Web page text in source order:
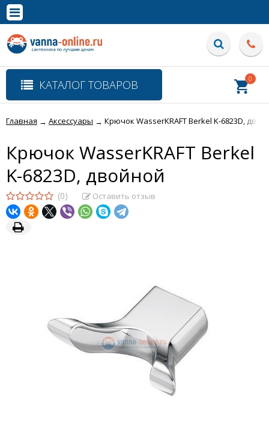
Полная версия сайта
КАТАЛОГ ТОВАРОВ 0
Главная → Аксессуары → Крючок WasserKRAFT Berkel K-6823D,
Крючок WasserKRAFT Berkel
K-6823D, двойной
(0) Оставить отзыв